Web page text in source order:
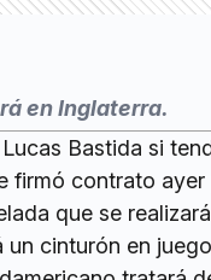
en Inglaterra.
Bastida si
firmó contrato
que se
un cinturón en